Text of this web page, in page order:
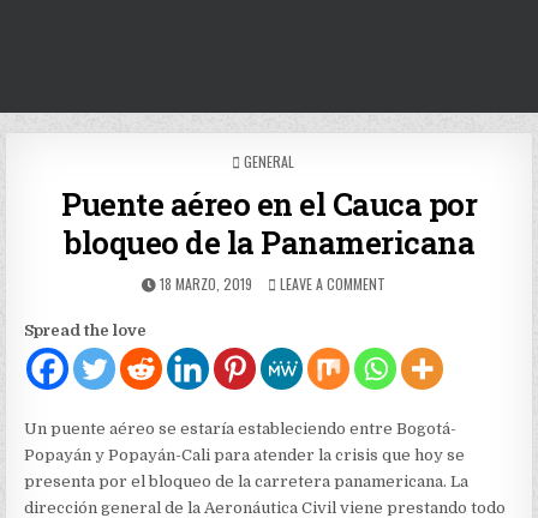
POSTED
GENERAL
Puente aéreo en el Cauca por
bloqueo de la Panamericana
PUBLISHED
18 MARZO, 2019 LEAVE A COMMENTON
EL
CAUCA
BLOQUEO
LA
PANAMERICANA
Spread the love
Un puente aéreo se estaría estableciendo entre Bogotá-
Popayán y Popayán-Cali para atender la crisis que hoy se
presenta por el bloqueo de la carretera panamericana. La
dirección general de la Aeronáutica Civil viene prestando todo